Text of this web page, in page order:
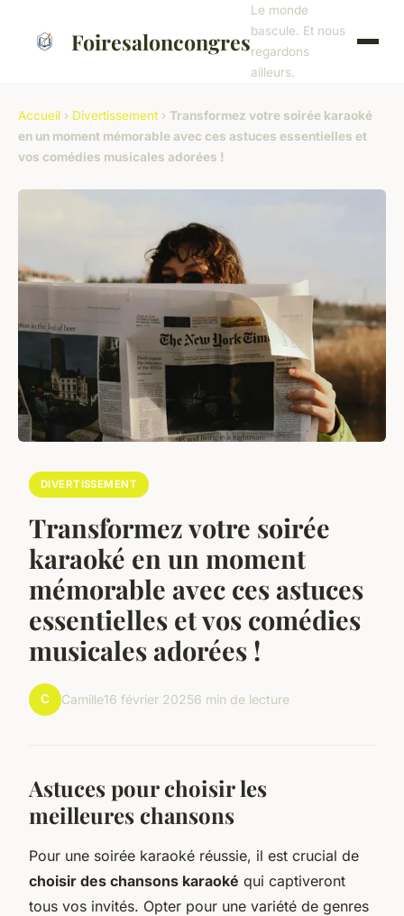
Foiresaloncongres
Le monde
bascule. Et nous
regardons
ailleurs.
Accueil › Divertissement › Transformez votre soirée karaoké
en un moment mémorable avec ces astuces essentielles et
vos comédies musicales adorées !
DIVERTISSEMENT
Transformez votre soirée
karaoké en un moment
mémorable avec ces astuces
essentielles et vos comédies
musicales adorées !
C Camille16 février 20256 min de lecture
Astuces pour choisir les
meilleures chansons
Pour une soirée karaoké réussie, il est crucial de
choisir des chansons karaoké qui captiveront
tous vos invités. Opter pour une variété de genres